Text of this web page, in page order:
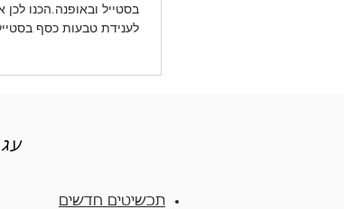
לענידת טבעות כסף
תכשיטים חדשים